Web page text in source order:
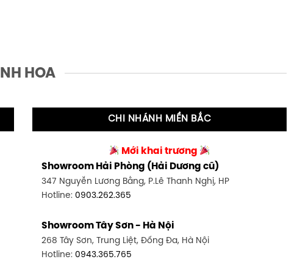
HOA
CHI NHÁNH MIỀN BẮC
Mới khai trương
Showroom Hải Phòng (Hải Dương cũ)
347 Nguyễn Lương Bằng, P.Lê Thanh Nghị, HP
Hotline:0903.262.365
Showroom Tây Sơn - Hà Nội
268 Tây Sơn, Trung Liệt, Đống Đa, Hà Nội
Hotline:0943.365.765